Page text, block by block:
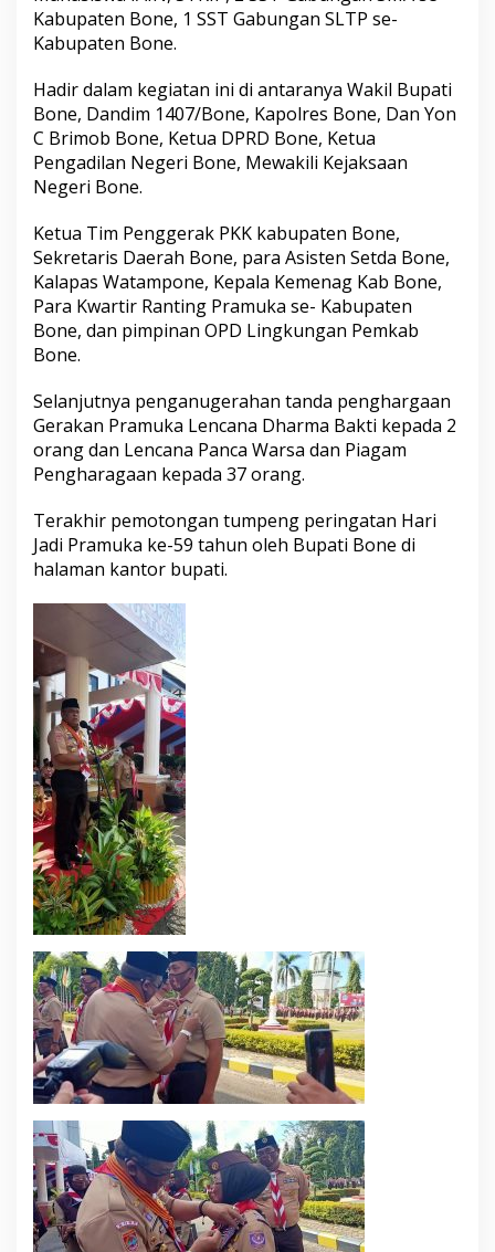
Kabupaten Bone, 1 SST Gabungan SLTP se-
Kabupaten Bone.
Hadir dalam kegiatan ini di antaranya Wakil Bupati
Bone, Dandim 1407/Bone, Kapolres Bone, Dan Yon
C Brimob Bone, Ketua DPRD Bone, Ketua
Pengadilan Negeri Bone, Mewakili Kejaksaan
Negeri Bone.
Ketua Tim Penggerak PKK kabupaten Bone,
Sekretaris Daerah Bone, para Asisten Setda Bone,
Kalapas Watampone, Kepala Kemenag Kab Bone,
Para Kwartir Ranting Pramuka se- Kabupaten
Bone, dan pimpinan OPD Lingkungan Pemkab
Bone.
Selanjutnya penganugerahan tanda penghargaan
Gerakan Pramuka Lencana Dharma Bakti kepada 2
orang dan Lencana Panca Warsa dan Piagam
Pengharagaan kepada 37 orang.
Terakhir pemotongan tumpeng peringatan Hari
Jadi Pramuka ke-59 tahun oleh Bupati Bone di
halaman kantor bupati.